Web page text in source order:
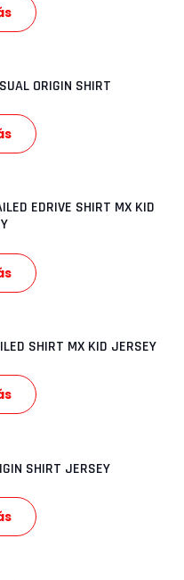
ORIGIN SHIRT
EDRIVE SHIRT MX KID
SHIRT MX KID JERSEY
SHIRT JERSEY